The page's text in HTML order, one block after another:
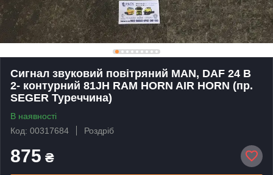
Сигнал звуковий повітряний MAN, DAF 24 В
2- контурний 81JH RAM HORN AIR HORN (пр.
SEGER Туреччина)
В наявності
Код: 00317684
Роздріб
875 ₴